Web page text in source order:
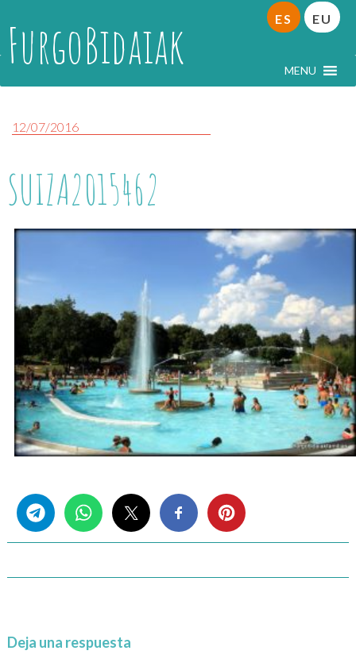
FurgoBidaiak MENU
ES EU
12/07/2016
SUIZA2015462
Deja una respuesta